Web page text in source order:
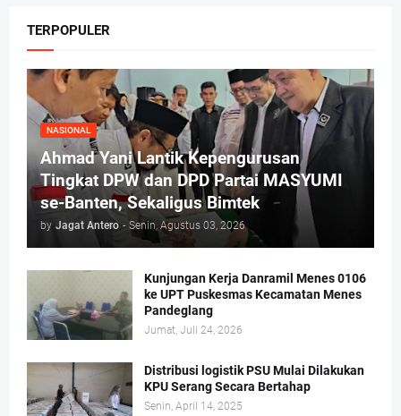
TERPOPULER
NASIONAL
Ahmad Yani Lantik Kepengurusan
Tingkat DPW dan DPD Partai MASYUMI
se-Banten, Sekaligus Bimtek
by Jagat Antero - Senin, Agustus 03, 2026
Kunjungan Kerja Danramil Menes 0106
ke UPT Puskesmas Kecamatan Menes
Pandeglang
Jumat, Juli 24, 2026
Distribusi logistik PSU Mulai Dilakukan
KPU Serang Secara Bertahap
Senin, April 14, 2025